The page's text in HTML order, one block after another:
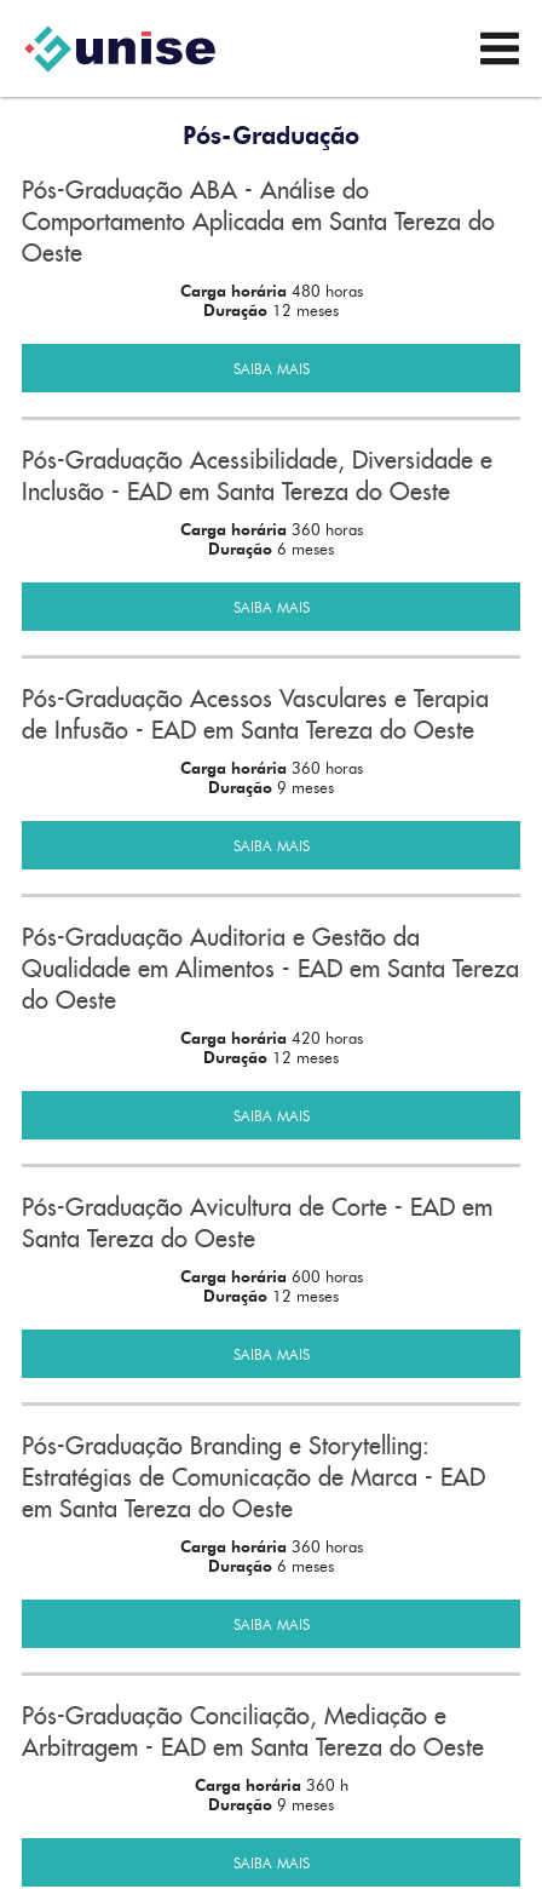
Pós-Graduação
Pós-Graduação ABA - Análise do
Comportamento Aplicada em Santa Tereza do
Oeste
Carga horária 480 horas
Duração 12 meses
SAIBA MAIS
Pós-Graduação Acessibilidade, Diversidade e
Inclusão - EAD em Santa Tereza do Oeste
Carga horária 360 horas
Duração 6 meses
SAIBA MAIS
Pós-Graduação Acessos Vasculares e Terapia
de Infusão - EAD em Santa Tereza do Oeste
Carga horária 360 horas
Duração 9 meses
SAIBA MAIS
Pós-Graduação Auditoria e Gestão da
Qualidade em Alimentos - EAD em Santa Tereza
do Oeste
Carga horária 420 horas
Duração 12 meses
SAIBA MAIS
Pós-Graduação Avicultura de Corte - EAD em
Santa Tereza do Oeste
Carga horária 600 horas
Duração 12 meses
SAIBA MAIS
Pós-Graduação Branding e Storytelling:
Estratégias de Comunicação de Marca - EAD
em Santa Tereza do Oeste
Carga horária 360 horas
Duração 6 meses
SAIBA MAIS
Pós-Graduação Conciliação, Mediação e
Arbitragem - EAD em Santa Tereza do Oeste
Carga horária 360 h
Duração 9 meses
SAIBA MAIS